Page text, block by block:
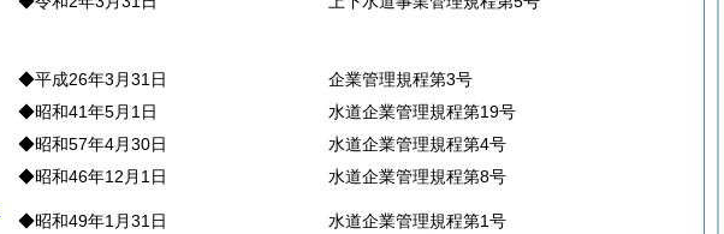
◆平成26年3月31日
企業管理規程第3号
◆昭和41年5月1日
水道企業管理規程第19号
◆昭和57年4月30日
水道企業管理規程第4号
◆昭和46年12月1日
水道企業管理規程第8号
◆昭和49年1月31日 水道企業管理規程第1号